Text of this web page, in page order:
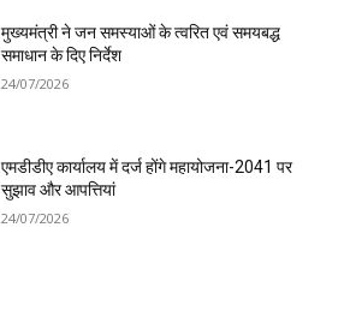
मुख्यमंत्री ने जन समस्याओं के त्वरित एवं समयबद्ध
समाधान के दिए निर्देश
24/07/2026
एमडीडीए कार्यालय में दर्ज होंगे महायोजना-2041 पर
सुझाव और आपत्तियां
24/07/2026